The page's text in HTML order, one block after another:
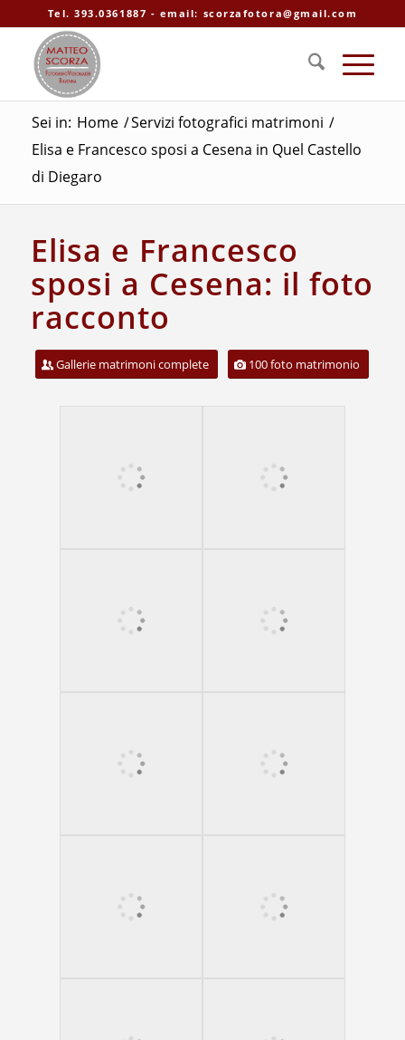
Tel. 393.0361887 - email: scorzafotora@gmail.com
Sei in: Home /Servizi fotografici matrimoni /
Elisa e Francesco sposi a Cesena in Quel Castello
di Diegaro
Elisa e Francesco
sposi a Cesena: il foto
racconto
Gallerie matrimoni complete 100 foto matrimonio